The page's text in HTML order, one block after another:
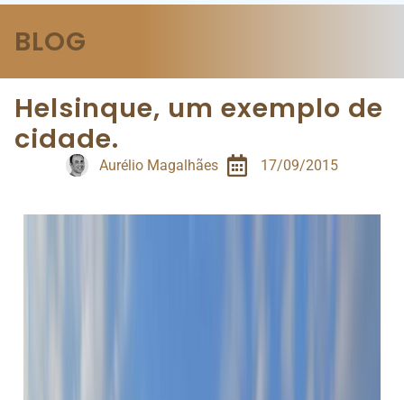
BLOG
Helsinque, um exemplo de
cidade.
Aurélio Magalhães 17/09/2015